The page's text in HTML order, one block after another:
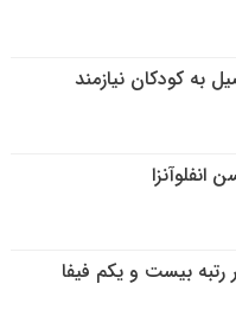
به کودکان نیازمند
رتبه بیست و یکم فیفا